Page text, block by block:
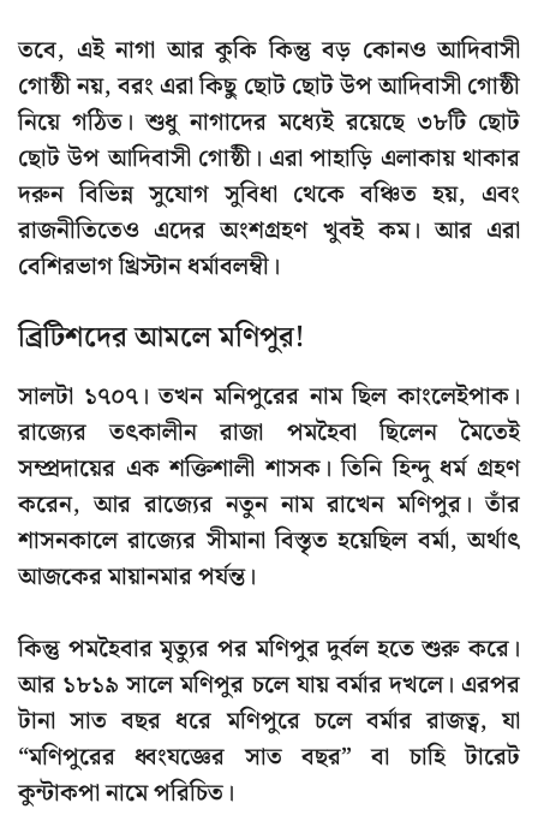
তবে, এই নাগা আর কুকি কিন্তু বড় কোনও আদিবাসী
গোষ্ঠী নয়, বরং এরা কিছু ছোট ছোট উপ আদিবাসী গোষ্ঠী
নিয়ে গঠিত। শুধু নাগাদের মধ্যেই রয়েছে ৩৮টি ছোট
ছোট উপ আদিবাসী গোষ্ঠী। এরা পাহাড়ি এলাকায় থাকার
দরুন বিভিন্ন সুযোগ সুবিধা থেকে বঞ্চিত হয়, এবং
রাজনীতিতেও এদের অংশগ্রহণ খুবই কম। আর এরা
বেশিরভাগ খ্রিস্টান ধর্মাবলম্বী।
ব্রিটিশদের আমলে মণিপুর!
সালটা ১৭০৭। তখন মনিপুরের নাম ছিলকাংলেইপাক।
রাজ্যের তৎকালীনরাজা পমহৈবাছিলেন মৈতেই
সম্প্রদায়ের এক শক্তিশালী শাসক। তিনি হিন্দু ধর্ম গ্রহণ
করেন, আর রাজ্যের নতুন নাম রাখেন মণিপুর। তাঁর
শাসনকালে রাজ্যের সীমানা বিস্তৃত হয়েছিল বর্মা, অর্থাৎ
আজকের মায়ানমার পর্যন্ত।
কিন্তু পমহৈবার মৃত্যুর পর মণিপুর দুর্বল হতে শুরু করে।
আর ১৮১৯ সালেমণিপুর চলে যায় বর্মার দখলে। এরপর
টানা সাত বছর ধরে মণিপুরে চলে বর্মার রাজত্ব, যা
“মণিপুরের ধ্বংযজ্ঞের সাত বছর” বাচাহি টারেট
কুন্টাকপানামে পরিচিত।